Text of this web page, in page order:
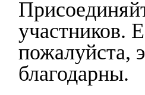
участников.
пожалуйста,
благодарны.